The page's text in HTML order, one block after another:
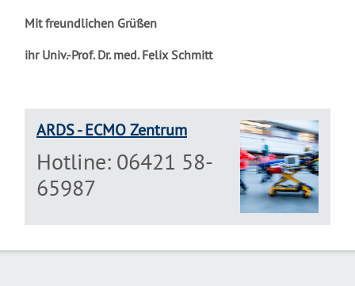
Mit freundlichen Grüßen
ihr Univ.-Prof. Dr. med. Felix Schmitt
ARDS - ECMO Zentrum
Hotline: 06421 58-
65987